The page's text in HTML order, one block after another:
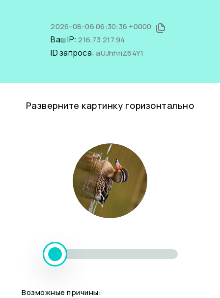
2026-08-06 06:30:36 +0000
Ваш IP:216.73.217.94
ID запроса:aUJhhriZ64Y1
Разверните картинку горизонтально
Возможные причины: